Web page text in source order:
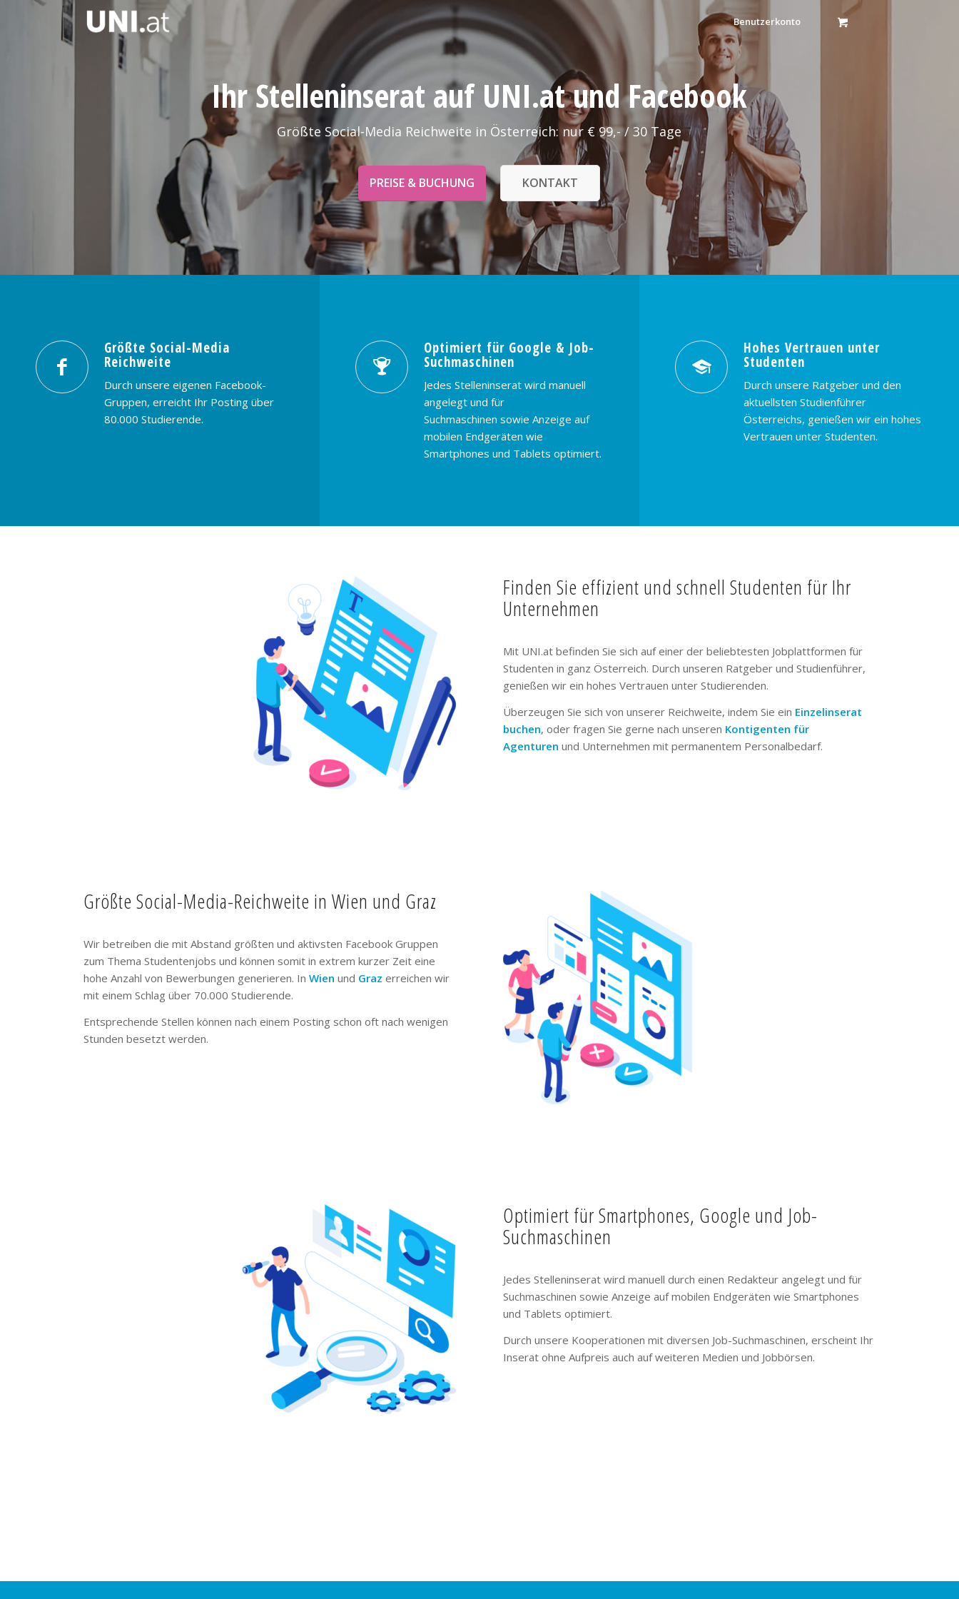
Benutzerkonto
Ihr Stelleninserat auf UNI.at und Facebook
Größte Social-Media Reichweite in Österreich: nur € 99,- / 30 Tage
PREISE & BUCHUNG KONTAKT
Größte Social-Media
Reichweite
Durch unsere eigenen Facebook-
Gruppen, erreicht Ihr Posting über
80.000 Studierende.
Optimiert für Google & Job-
Suchmaschinen
Jedes Stelleninserat wird manuell
angelegt und für
Suchmaschinen sowie Anzeige auf
mobilen Endgeräten wie
Smartphones und Tablets optimiert.
Hohes Vertrauen unter
Studenten
Durch unsere Ratgeber und den
aktuellsten Studienführer
Österreichs, genießen wir ein hohes
Vertrauen unter Studenten.
Finden Sie effizient und schnell Studenten für Ihr
Unternehmen
Mit UNI.at befinden Sie sich auf einer der beliebtesten Jobplattformen für
Studenten in ganz Österreich. Durch unseren Ratgeber und Studienführer,
genießen wir ein hohes Vertrauen unter Studierenden.
Überzeugen Sie sich von unserer Reichweite, indem Sie ein Einzelinserat
buchen, oder fragen Sie gerne nach unseren Kontigenten für
Agenturen und Unternehmen mit permanentem Personalbedarf.
Größte Social-Media-Reichweite in Wien und Graz
Wir betreiben die mit Abstand größten und aktivsten Facebook Gruppen
zum Thema Studentenjobs und können somit in extrem kurzer Zeit eine
hohe Anzahl von Bewerbungen generieren. InWien und Graz erreichen wir
mit einem Schlag über 70.000 Studierende.
Entsprechende Stellen können nach einem Posting schon oft nach wenigen
Stunden besetzt werden.
Optimiert für Smartphones, Google und Job-
Suchmaschinen
Jedes Stelleninserat wird manuell durch einen Redakteur angelegt und für
Suchmaschinen sowie Anzeige auf mobilen Endgeräten wie Smartphones
und Tablets optimiert.
Durch unsere Kooperationen mit diversen Job-Suchmaschinen, erscheint Ihr
Inserat ohne Aufpreis auch auf weiteren Medien und Jobbörsen.